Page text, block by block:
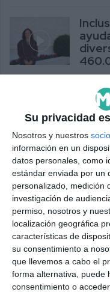
Su privacidad
Nosotros y nuestros
información en un
datos personales, como
estándar enviada por un
personalizado, medición
investigación de
permiso, nosotros y
localización geográfica
características de
su consentimiento a
que llevemos a cabo el
forma alternativa, puede
consentimiento o
La
500
de
El
PP